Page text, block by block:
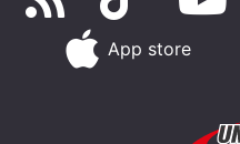
App store